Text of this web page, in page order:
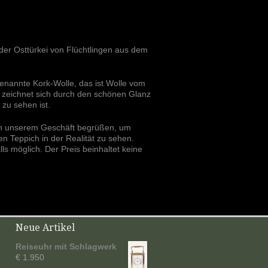
Osttürkei von Flüchtlingen aus dem
Kork-Wolle, das ist Wolle vom
sich durch den schönen Glanz
sehen ist.
unserem Geschäft begrüßen, um
Teppich in der Realität zu sehen.
möglich. Der Preis beinhaltet keine
Neue Artikel
Reiseuhr mit Schlagwerk
€ 1.950